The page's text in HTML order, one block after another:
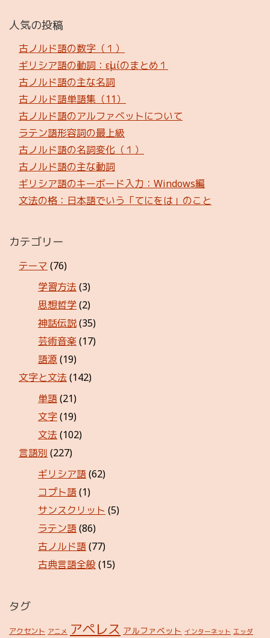
人気の投稿
古ノルド語の数字（１）
ギリシア語の動詞：εἰμίのまとめ１
古ノルド語の主な名詞
古ノルド語単語集（11）
古ノルド語のアルファベットについて
ラテン語形容詞の最上級
古ノルド語の名詞変化（１）
古ノルド語の主な動詞
ギリシア語のキーボード入力：Windows編
文法の格：日本語でいう「てにをは」のこと
カテゴリー
テーマ (76)
学習方法 (3)
思想哲学(2)
神話伝説(35)
芸術音楽 (17)
語源 (19)
文字と文法 (142)
単語(21)
文字(19)
文法 (102)
言語別 (227)
ギリシア語(62)
コプト語(1)
サンスクリット (5)
ラテン語(86)
古ノルド語(77)
古典言語全般 (15)
タグ
アクセント アニメ アペレス アルファベット インターネット エッダ